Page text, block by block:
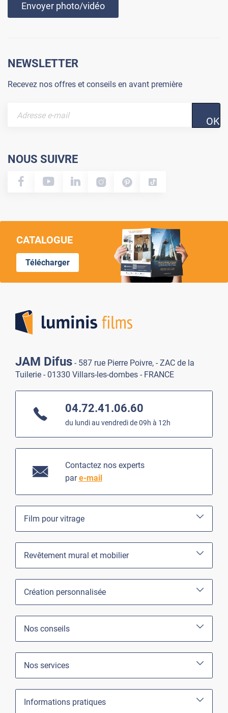
Envoyer photo/vidéo
NEWSLETTER
Recevez nos offres et conseils en avant première
OK
NOUS SUIVRE
CATALOGUE
Télécharger
JAM Difus - 587 rue Pierre Poivre, - ZAC de la
Tuilerie - 01330 Villars-les-dombes - FRANCE
04.72.41.06.60
du lundi au vendredi de 09h à 12h
Contactez nos experts
pare-mail
Film pour vitrage
Revêtement mural et mobilier
Création personnalisée
Nos conseils
Nos services
Informations pratiques